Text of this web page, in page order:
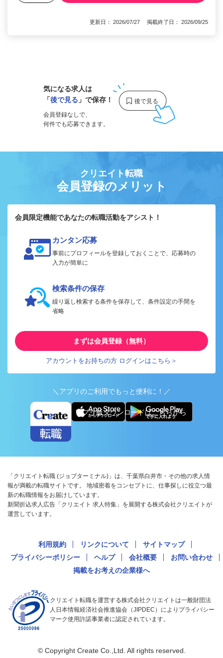
更新日： 2026/07/27 掲載終了日： 2026/09/25
気になる求人は
「後で見る 」で保存！
会員登録なしで、
何件でも応募できます。
クリエイト転職
会員登録のメリット
会員限定機能であなたの転職活動をアシスト！
カンタン応募
事前にプロフィールを登録しておくことで、応募時の
入力が簡単に
検索条件の保存
繰り返し検索する条件を保存して、条件設定の手間を
省略
まずは会員登録（無料）
アカウントをお持ちの方 ログインはこちら＞
＼アプリのご利用でもっと便利に！／
アプリ版ダウンロードはこちらから
「クリエイト転職 (ジョブターミナル)」は、千葉県白井市・その他の求人情
報が満載の転職サイトです。 地域密着をコンセプトに、仕事探しに役立つ最
新の転職情報をお届けしています。
新聞折込求人広告「クリエイト 求人特集」を展開する株式会社クリエイトが
運営しています。
利用規約 リンクについて
サイトマップ
プライバシーポリシー
ヘルプ 会社概要
お問い合わせ
掲載をお考えの企業様へ
クリエイト転職を運営する株式会社クリエイトは一般財団法
人日本情報経済社会推進協会（JIPDEC）によりプライバシー
マーク使用許諾事業者に認定されています。
© Copyright Create Co.,Ltd. All rights reserved.